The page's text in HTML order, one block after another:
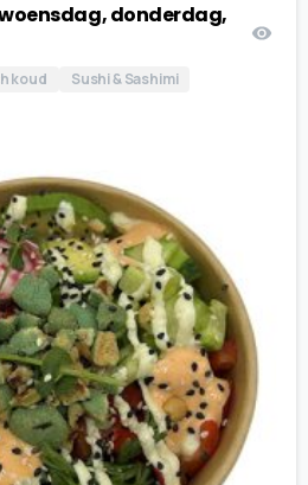
donderdag,
koud Sushi & Sashimi